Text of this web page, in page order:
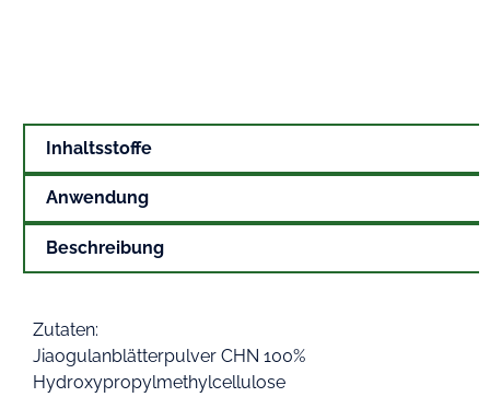
Inhaltsstoffe
Anwendung
Beschreibung
Zutaten:
Jiaogulanblätterpulver CHN 100%
Hydroxypropylmethylcellulose